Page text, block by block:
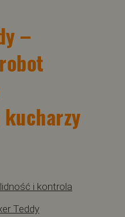
–
i kontrola
Teddy